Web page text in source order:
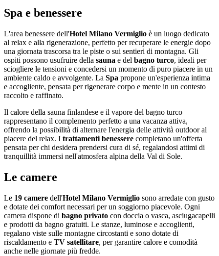
Spa e benessere
L'area benessere dell'Hotel Milano Vermiglio è un luogo dedicato
al relax e alla rigenerazione, perfetto per recuperare le energie dopo
una giornata trascorsa tra le piste o sui sentieri di montagna. Gli
ospiti possono usufruire della sauna e del bagno turco, ideali per
sciogliere le tensioni e concedersi un momento di puro piacere in un
ambiente caldo e avvolgente. La Spa propone un'esperienza intima
e accogliente, pensata per rigenerare corpo e mente in un contesto
raccolto e raffinato.
Il calore della sauna finlandese e il vapore del bagno turco
rappresentano il complemento perfetto a una vacanza attiva,
offrendo la possibilità di alternare l'energia delle attività outdoor al
piacere del relax. I trattamenti benessere completano un'offerta
pensata per chi desidera prendersi cura di sé, regalandosi attimi di
tranquillità immersi nell'atmosfera alpina della Val di Sole.
Le camere
Le 19 camere dell'Hotel Milano Vermiglio sono arredate con gusto
e dotate dei comfort necessari per un soggiorno piacevole. Ogni
camera dispone di bagno privato con doccia o vasca, asciugacapelli
e prodotti da bagno gratuiti. Le stanze, luminose e accoglienti,
regalano viste sulle montagne circostanti e sono dotate di
riscaldamento e TV satellitare, per garantire calore e comodità
anche nelle giornate più fredde.